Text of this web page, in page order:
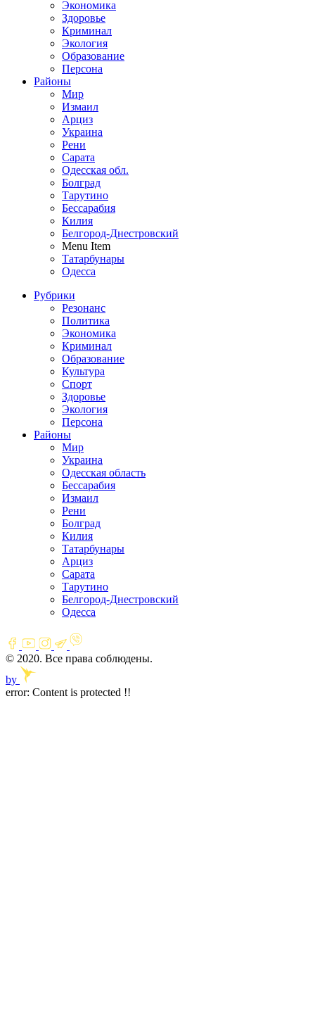
Экономика
Здоровье
Криминал
Экология
Образование
Персона
Районы
Мир
Измаил
Арциз
Украина
Рени
Сарата
Одесская обл.
Болград
Тарутино
Бессарабия
Килия
Белгород-Днестровский
Menu Item
Татарбунары
Одесса
Рубрики
Резонанс
Политика
Экономика
Криминал
Образование
Культура
Спорт
Здоровье
Экология
Персона
Районы
Мир
Украина
Одесская область
Бессарабия
Измаил
Рени
Болград
Килия
Татарбунары
Арциз
Сарата
Тарутино
Белгород-Днестровский
Одесса
© 2020. Все права соблюдены.
by
error: Content is protected !!